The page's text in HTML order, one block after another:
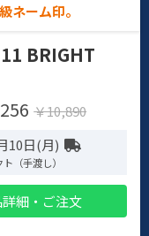
ネーム印。
BRIGHT
￥10,890
10日(月)
（手渡し）
細・ご注文